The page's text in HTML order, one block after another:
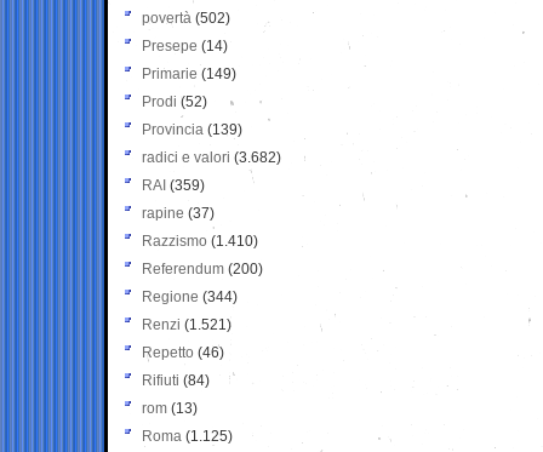
povertà (502)
Presepe (14)
Primarie (149)
Prodi (52)
Provincia (139)
radici e valori (3.682)
RAI (359)
rapine (37)
Razzismo (1.410)
Referendum (200)
Regione (344)
Renzi (1.521)
Repetto (46)
Rifiuti (84)
rom (13)
Roma (1.125)